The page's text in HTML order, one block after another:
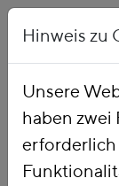
Startseite
Hinweis zu
Unsere
haben zwei